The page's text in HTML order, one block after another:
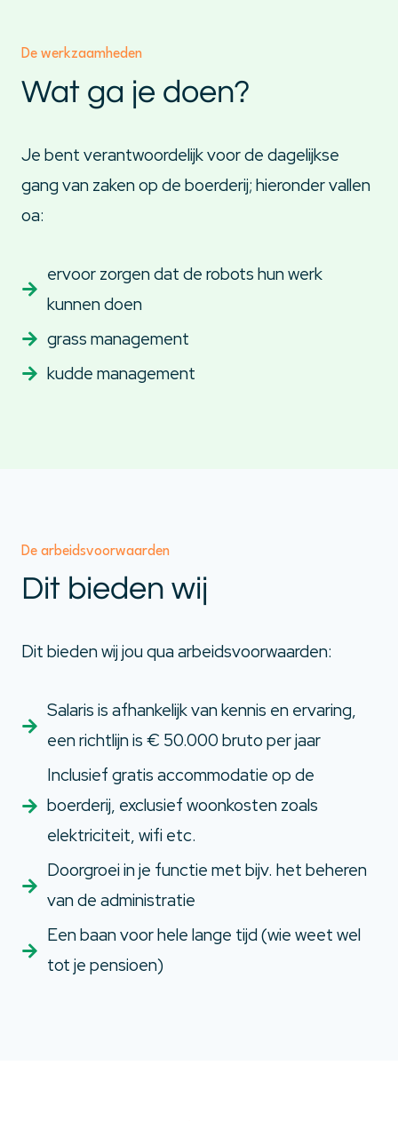
De werkzaamheden
Wat ga je doen?
Je bent verantwoordelijk voor de dagelijkse
gang van zaken op de boerderij; hieronder vallen
oa:
ervoor zorgen dat de robots hun werk
kunnen doen
grass management
kudde management
De arbeidsvoorwaarden
Dit bieden wij
Dit bieden wij jou qua arbeidsvoorwaarden:
Salaris is afhankelijk van kennis en ervaring,
een richtlijn is € 50.000 bruto per jaar
Inclusief gratis accommodatie op de
boerderij, exclusief woonkosten zoals
elektriciteit, wifi etc.
Doorgroei in je functie met bijv. het beheren
van de administratie
Een baan voor hele lange tijd (wie weet wel
tot je pensioen)